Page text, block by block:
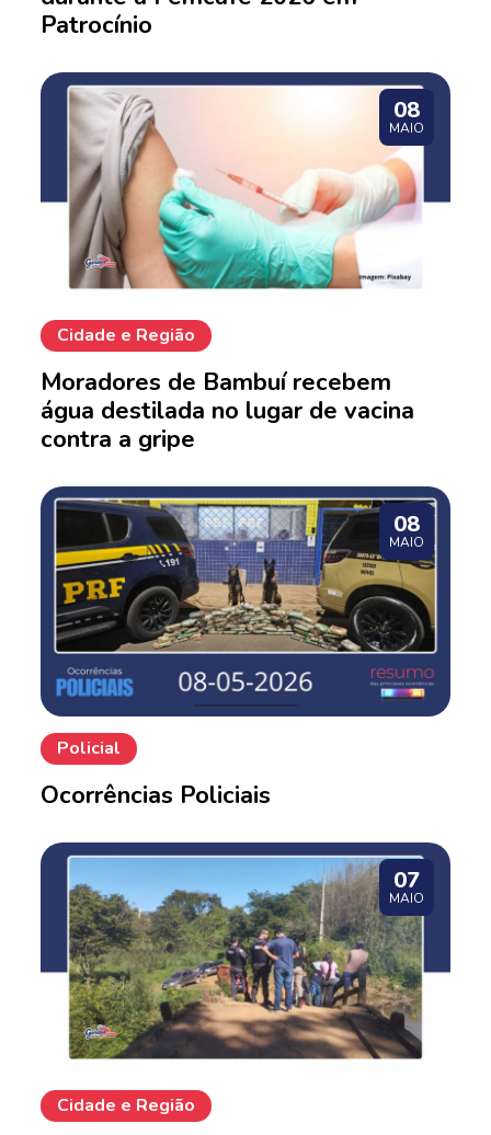
Patrocínio
08
MAIO
Cidade e Região
Moradores de Bambuí recebem
água destilada no lugar de vacina
contra a gripe
08
MAIO
Policial
Ocorrências Policiais
07
MAIO
Cidade e Região